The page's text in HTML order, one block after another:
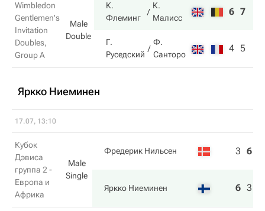
Wimbledon
Gentlemen's
Invitation
Doubles,
Group A
Male
Double
К.
Флеминг
К.
Малисс
6 7
Г.
Руседский
Ф.
Санторо
4 5
Яркко Ниеминен
17.07, 13:10
Кубок
Дэвиса
группа 2 -
Европа и
Африка
Male
Single
Фредерик Нильсен 3 6
Яркко Ниеминен 6 3